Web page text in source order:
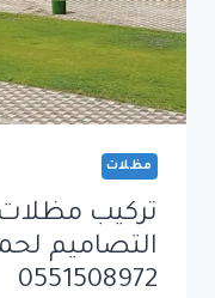
مظلات
تركيب
التصاميم
0551508972